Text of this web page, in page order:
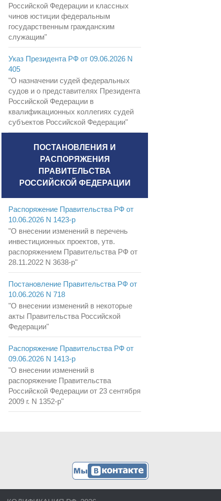
Российской Федерации и классных
чинов юстиции федеральным
государственным гражданским
служащим"
Указ Президента РФ от 09.06.2026 N
405
"О назначении судей федеральных
судов и о представителях Президента
Российской Федерации в
квалификационных коллегиях судей
субъектов Российской Федерации"
ПОСТАНОВЛЕНИЯ И
РАСПОРЯЖЕНИЯ
ПРАВИТЕЛЬСТВА
РОССИЙСКОЙ ФЕДЕРАЦИИ
Распоряжение Правительства РФ от
10.06.2026 N 1423-р
"О внесении изменений в перечень
инвестиционных проектов, утв.
распоряжением Правительства РФ от
28.11.2022 N 3638-р"
Постановление Правительства РФ от
10.06.2026 N 718
"О внесении изменений в некоторые
акты Правительства Российской
Федерации"
Распоряжение Правительства РФ от
09.06.2026 N 1413-р
"О внесении изменений в
распоряжение Правительства
Российской Федерации от 23 сентября
2009 г. N 1352-р"